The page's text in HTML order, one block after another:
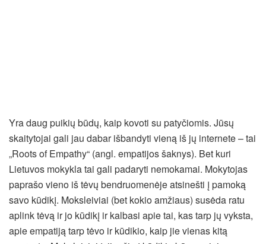
Yra daug puikių būdų, kaip kovoti su patyčiomis. Jūsų
skaitytojai gali jau dabar išbandyti vieną iš jų internete – tai
„Roots of Empathy“ (angl. empatijos šaknys). Bet kuri
Lietuvos mokykla tai gali padaryti nemokamai. Mokytojas
paprašo vieno iš tėvų bendruomenėje atsinešti į pamoką
savo kūdikį. Moksleiviai (bet kokio amžiaus) susėda ratu
aplink tėvą ir jo kūdikį ir kalbasi apie tai, kas tarp jų vyksta,
apie empatiją tarp tėvo ir kūdikio, kaip jie vienas kitą